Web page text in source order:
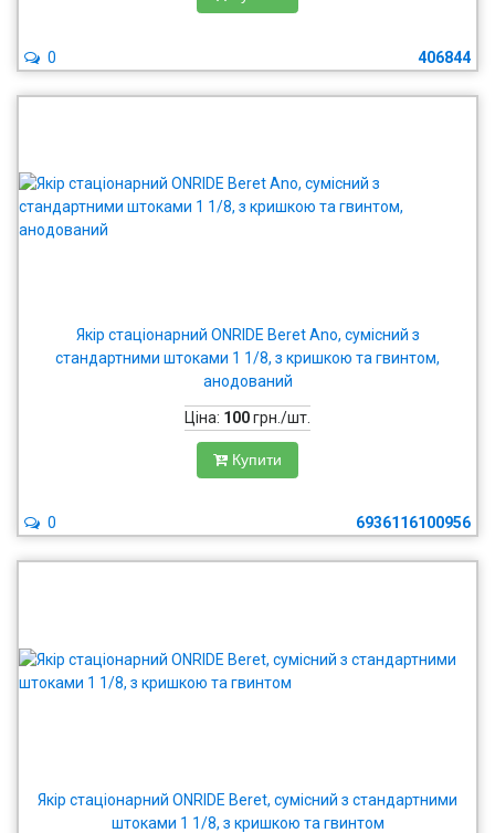
406844
0
Якір стаціонарний ONRIDE Beret Ano, сумісний з
стандартними штоками 1 1/8, з кришкою та гвинтом,
анодований
Ціна: 100грн./шт.
Купити
6936116100956
0
Якір стаціонарний ONRIDE Beret, сумісний з стандартними
штоками 1 1/8, з кришкою та гвинтом